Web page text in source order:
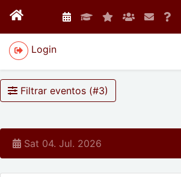
Login
Filtrar eventos (#3)
Sat 04. Jul. 2026